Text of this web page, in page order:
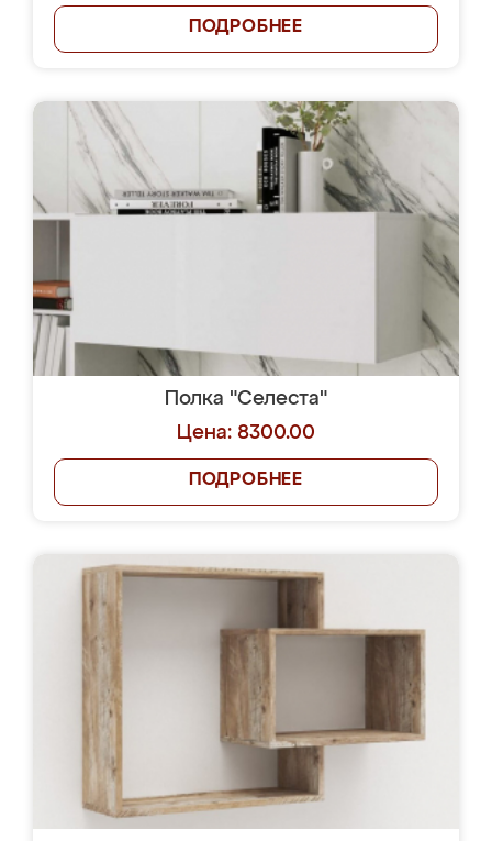
ПОДРОБНЕЕ
Полка "Селеста"
Цена: 8300.00
ПОДРОБНЕЕ